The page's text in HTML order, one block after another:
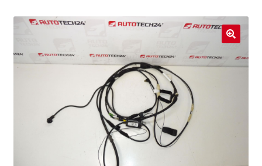
Moje konto
Płatności
Polityka prywatności